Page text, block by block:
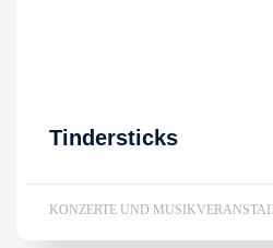
Tindersticks
KONZERTE UND